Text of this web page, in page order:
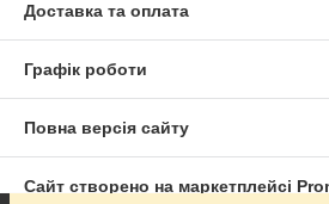
Доставка та оплата
Графік роботи
Повна версія сайту
Сайт створено на маркетплейсі